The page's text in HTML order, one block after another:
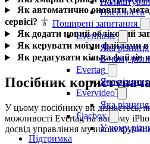
Плейлисти
Поширені запитання
Evermusic
Яка
В чому
Evertag
Яка
Evervideo
Яка
Flacbox
У чому
Підтримка
Як автоматично оновити
сервісі?
Як додати новий обліковий
Як керувати моїми файлами
Як редагувати кілька файлів
Посібник
У цьому посібнику ви дізнаєтесь,
можливості Evertag на вашому
досвід управління музикою